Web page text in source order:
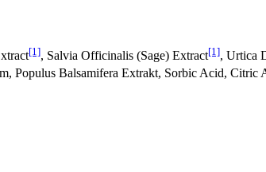
[1], Salvia Officinalis (Sage) Extract[1], Urtica
Populus Balsamifera Extrakt, Sorbic Acid, Citric